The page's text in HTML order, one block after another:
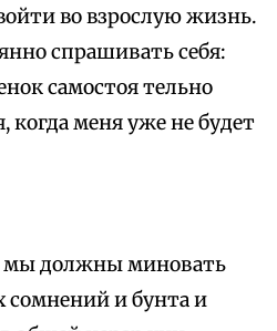
во взрослую жизнь.
спрашивать себя:
самостоя тельно
меня уже не будет
мы должны миновать
сомнений и бунта и